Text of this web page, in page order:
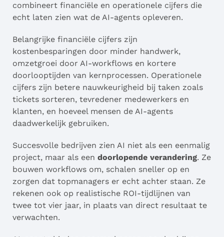
combineert financiële en operationele cijfers die
echt laten zien wat de AI-agents opleveren.
Belangrijke financiële cijfers zijn
kostenbesparingen door minder handwerk,
omzetgroei door AI-workflows en kortere
doorlooptijden van kernprocessen. Operationele
cijfers zijn betere nauwkeurigheid bij taken zoals
tickets sorteren, tevredener medewerkers en
klanten, en hoeveel mensen de AI-agents
daadwerkelijk gebruiken.
Succesvolle bedrijven zien AI niet als een eenmalig
project, maar als een doorlopende verandering. Ze
bouwen workflows om, schalen sneller op en
zorgen dat topmanagers er echt achter staan. Ze
rekenen ook op realistische ROI-tijdlijnen van
twee tot vier jaar, in plaats van direct resultaat te
verwachten.